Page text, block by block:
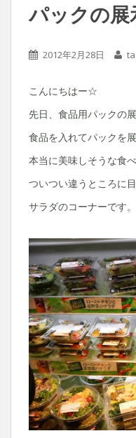
パックの展
2012年2月28日
こんにちはー☆
先日、食品用パックの
食品を入れてパックを
本当に美味しそうな食
ついつい違うところに
サラダのコーナーです。